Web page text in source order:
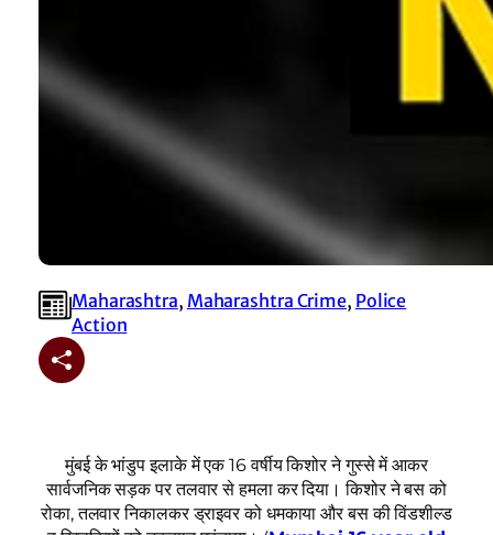
Maharashtra, Maharashtra Crime, Police
Action
मुंबई के भांडुप इलाके में एक 16 वर्षीय किशोर ने गुस्से में आकर
सार्वजनिक सड़क पर तलवार से हमला कर दिया। किशोर ने बस को
रोका, तलवार निकालकर ड्राइवर को धमकाया और बस की विंडशील्ड